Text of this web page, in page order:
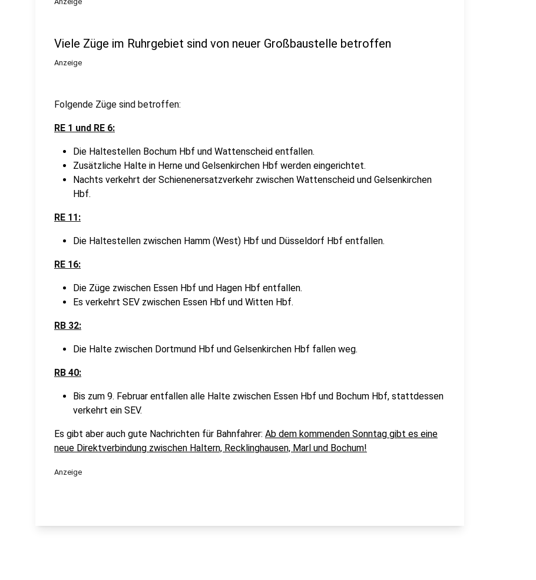
Viele Züge im Ruhrgebiet sind von neuer Großbaustelle betroffen
Anzeige
Folgende Züge sind betroffen:
RE 1 und RE 6:
Die Haltestellen Bochum Hbf und Wattenscheid entfallen.
Zusätzliche Halte in Herne und Gelsenkirchen Hbf werden eingerichtet.
Nachts verkehrt der Schienenersatzverkehr zwischen Wattenscheid und Gelsenkirchen
Hbf.
RE 11:
Die Haltestellen zwischen Hamm (West) Hbf und Düsseldorf Hbf entfallen.
RE 16:
Die Züge zwischen Essen Hbf und Hagen Hbf entfallen.
Es verkehrt SEV zwischen Essen Hbf und Witten Hbf.
RB 32:
Die Halte zwischen Dortmund Hbf und Gelsenkirchen Hbf fallen weg.
RB 40:
Bis zum 9. Februar entfallen alle Halte zwischen Essen Hbf und Bochum Hbf, stattdessen
verkehrt ein SEV.
Es gibt aber auch gute Nachrichten für Bahnfahrer: Ab dem kommenden Sonntag gibt es eine
neue Direktverbindung zwischen Haltern, Recklinghausen, Marl und Bochum!
Anzeige